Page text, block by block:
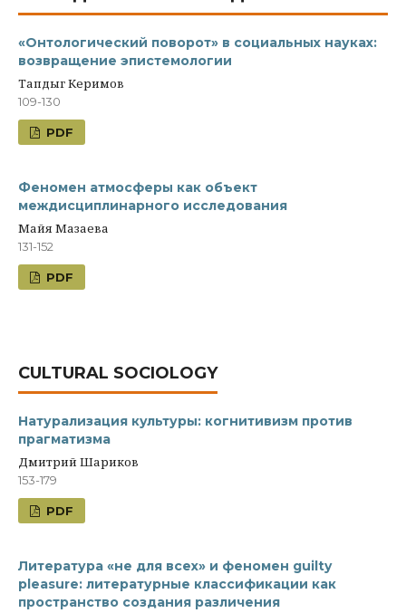
«Онтологический поворот» в социальных науках:
возвращение эпистемологии
Тапдыг Керимов
109-130
PDF
Феномен атмосферы как объект
междисциплинарного исследования
Майя Мазаева
131-152
PDF
CULTURAL SOCIOLOGY
Натурализация культуры: когнитивизм против
прагматизма
Дмитрий Шариков
153-179
PDF
Литература «не для всех» и феномен guilty
pleasure: литературные классификации как
пространство создания различения